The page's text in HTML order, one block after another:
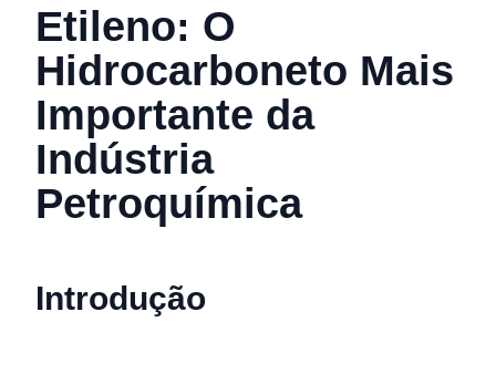
Etileno: O
Hidrocarboneto Mais
Importante da
Indústria
Petroquímica
Introdução